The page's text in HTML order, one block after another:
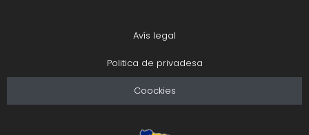
Avís legal
Politica de privadesa
Coockies